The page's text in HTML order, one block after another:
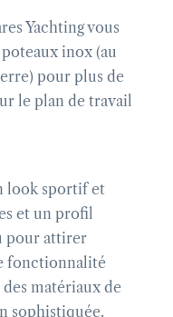
Yachting vous
inox (au
pour plus de
le plan de travail
look sportif et
et un profil
pour attirer
fonctionnalité
matériaux de
sophistiquée.